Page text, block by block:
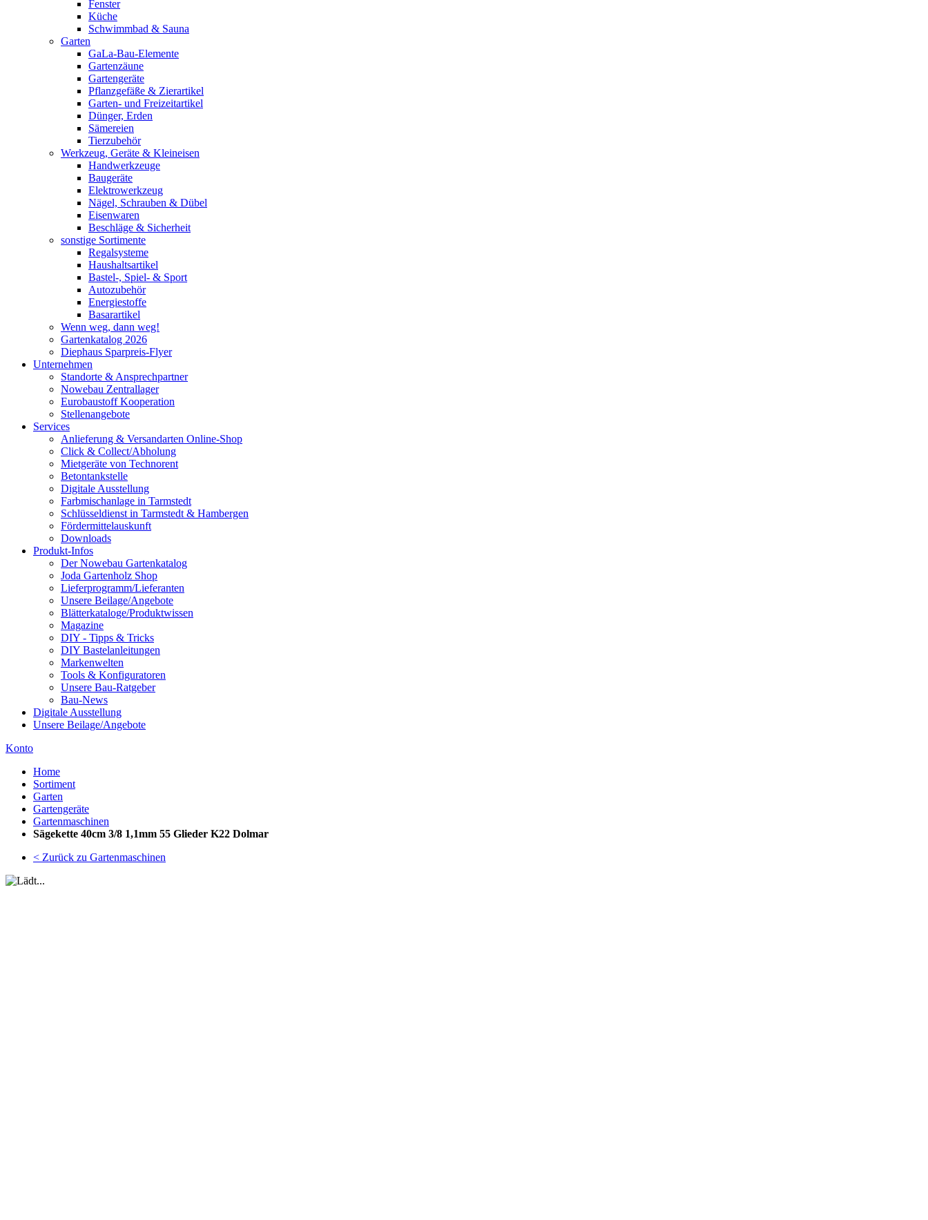
Fenster
Küche
Schwimmbad & Sauna
Garten
GaLa-Bau-Elemente
Gartenzäune
Gartengeräte
Pflanzgefäße & Zierartikel
Garten- und Freizeitartikel
Dünger, Erden
Sämereien
Tierzubehör
Werkzeug, Geräte & Kleineisen
Handwerkzeuge
Baugeräte
Elektrowerkzeug
Nägel, Schrauben & Dübel
Eisenwaren
Beschläge & Sicherheit
sonstige Sortimente
Regalsysteme
Haushaltsartikel
Bastel-, Spiel- & Sport
Autozubehör
Energiestoffe
Basarartikel
Wenn weg, dann weg!
Gartenkatalog 2026
Diephaus Sparpreis-Flyer
Unternehmen
Standorte & Ansprechpartner
Nowebau Zentrallager
Eurobaustoff Kooperation
Stellenangebote
Services
Anlieferung & Versandarten Online-Shop
Click & Collect/Abholung
Mietgeräte von Technorent
Betontankstelle
Digitale Ausstellung
Farbmischanlage in Tarmstedt
Schlüsseldienst in Tarmstedt & Hambergen
Fördermittelauskunft
Downloads
Produkt-Infos
Der Nowebau Gartenkatalog
Joda Gartenholz Shop
Lieferprogramm/Lieferanten
Unsere Beilage/Angebote
Blätterkataloge/Produktwissen
Magazine
DIY - Tipps & Tricks
DIY Bastelanleitungen
Markenwelten
Tools & Konfiguratoren
Unsere Bau-Ratgeber
Bau-News
Digitale Ausstellung
Unsere Beilage/Angebote
Konto
Home
Sortiment
Garten
Gartengeräte
Gartenmaschinen
Sägekette 40cm 3/8 1,1mm 55 Glieder K22 Dolmar
< Zurück zu Gartenmaschinen